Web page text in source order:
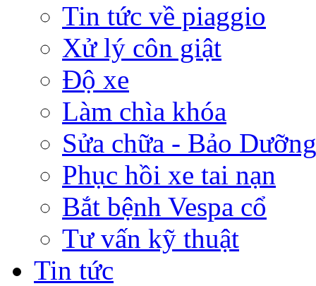
Tin tức về piaggio
Xử lý côn giật
Độ xe
Làm chìa khóa
Sửa chữa - Bảo
Phục hồi xe tai nạn
Bắt bệnh Vespa cổ
Tư vấn kỹ thuật
Tin tức